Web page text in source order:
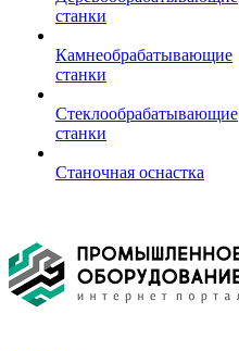
станки
Камнеобрабатывающие
станки
Стеклообрабатывающие
станки
Станочная оснастка